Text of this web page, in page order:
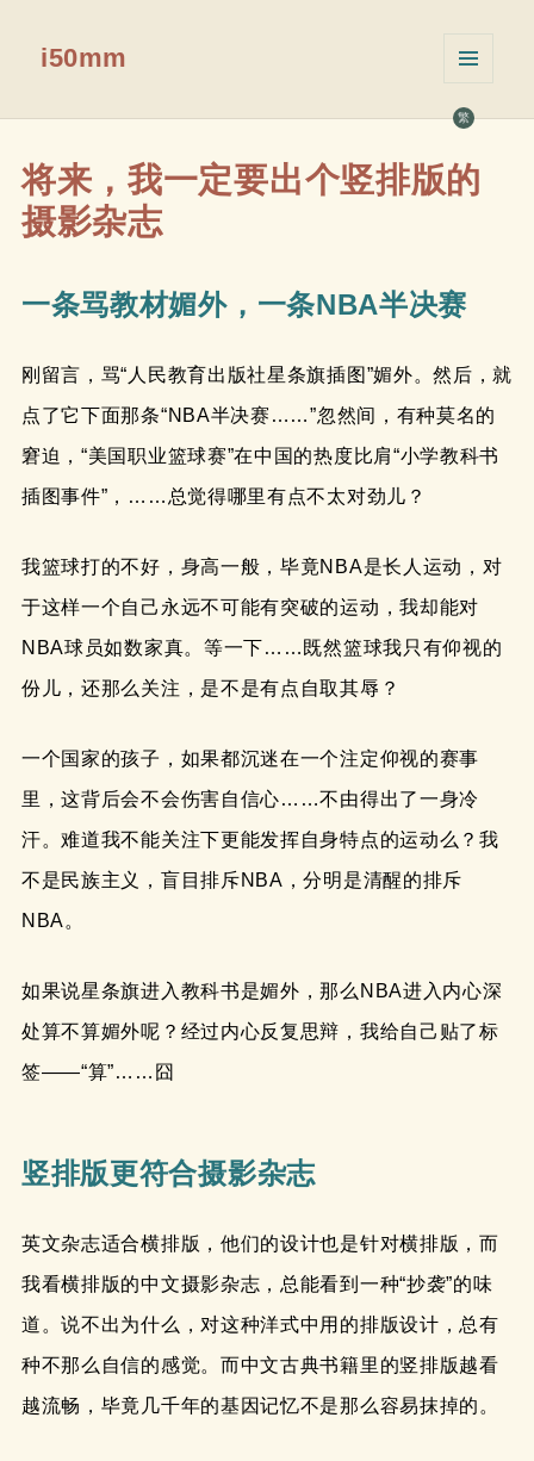
繁
i50mm
挂件
将来，我一定要出个竖排版的
摄影杂志
一条骂教材媚外，一条NBA半决赛
刚留言，骂“人民教育出版社星条旗插图”媚外。然后，就
点了它下面那条“NBA半决赛……”忽然间，有种莫名的
窘迫，“美国职业篮球赛”在中国的热度比肩“小学教科书
插图事件”，……总觉得哪里有点不太对劲儿？
我篮球打的不好，身高一般，毕竟NBA是长人运动，对
于这样一个自己永远不可能有突破的运动，我却能对
NBA球员如数家真。等一下……既然篮球我只有仰视的
份儿，还那么关注，是不是有点自取其辱？
一个国家的孩子，如果都沉迷在一个注定仰视的赛事
里，这背后会不会伤害自信心……不由得出了一身冷
汗。难道我不能关注下更能发挥自身特点的运动么？我
不是民族主义，盲目排斥NBA，分明是清醒的排斥
NBA。
如果说星条旗进入教科书是媚外，那么NBA进入内心深
处算不算媚外呢？经过内心反复思辩，我给自己贴了标
签——“算”……囧
竖排版更符合摄影杂志
英文杂志适合横排版，他们的设计也是针对横排版，而
我看横排版的中文摄影杂志，总能看到一种“抄袭”的味
道。说不出为什么，对这种洋式中用的排版设计，总有
种不那么自信的感觉。而中文古典书籍里的竖排版越看
越流畅，毕竟几千年的基因记忆不是那么容易抹掉的。